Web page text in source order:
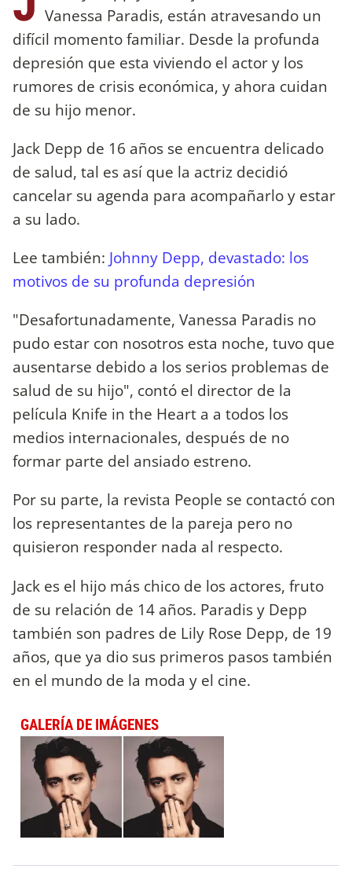
Vanessa Paradis, están atravesando un
difícil momento familiar. Desde la profunda
depresión que esta viviendo el actor y los
rumores de crisis económica, y ahora cuidan
de su hijo menor.
Jack Depp de 16 años se encuentra delicado
de salud, tal es así que la actriz decidió
cancelar su agenda para acompañarlo y estar
a su lado.
Lee también: Johnny Depp, devastado: los
motivos de su profunda depresión
"Desafortunadamente, Vanessa Paradis no
pudo estar con nosotros esta noche, tuvo que
ausentarse debido a los serios problemas de
salud de su hijo", contó el director de la
película Knife in the Heart a a todos los
medios internacionales, después de no
formar parte del ansiado estreno.
Por su parte, la revista People se contactó con
los representantes de la pareja pero no
quisieron responder nada al respecto.
Jack es el hijo más chico de los actores, fruto
de su relación de 14 años. Paradis y Depp
también son padres de Lily Rose Depp, de 19
años, que ya dio sus primeros pasos también
en el mundo de la moda y el cine.
GALERÍA DE IMÁGENES